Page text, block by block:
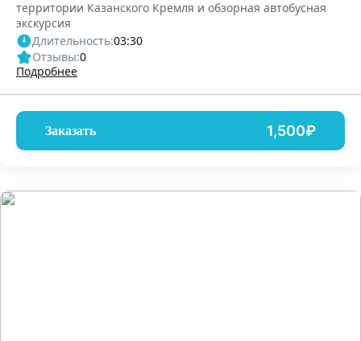
территории Казанского Кремля и обзорная автобусная
экскурсия
Длительность:03:30
Отзывы:0
Подробнее
Заказать 1,500₽